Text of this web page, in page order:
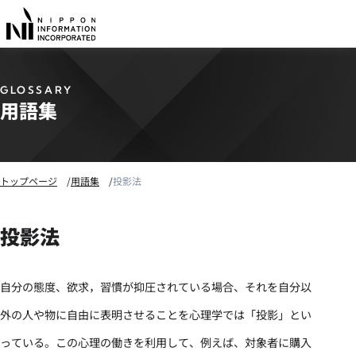
GLOSSARY
用語集
トップページ 用語集 投影法
投影法
自分の態度、欲求，習慣が抑圧されている場合、それを自分以
外の人や物に自由に表明させることを心理学では「投影」とい
っている。この心理の働きを利用して、例えば、対象者に購入